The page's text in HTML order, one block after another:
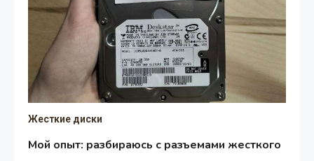
Жесткие диски
Мой опыт: разбираюсь с разъемами жесткого